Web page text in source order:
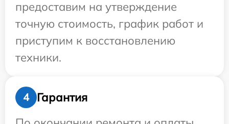
предоставим на утверждение
точную стоимость, график работ и
приступим к восстановлению
техники.
4
Гарантия